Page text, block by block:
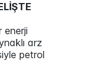
enerji
arz
petrol